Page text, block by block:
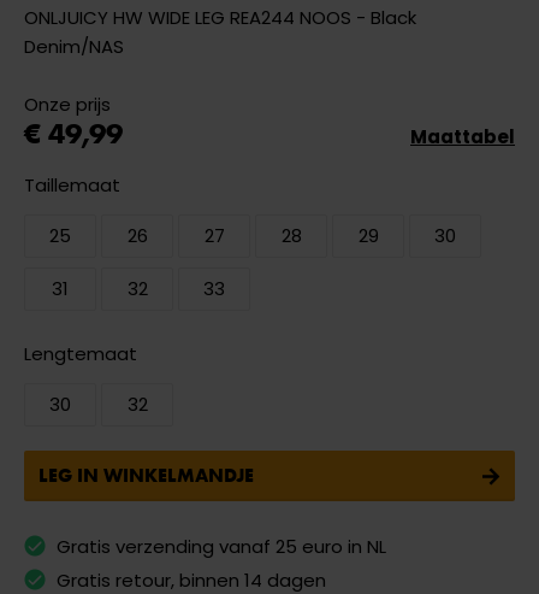
ONLJUICY HW WIDE LEG REA244 NOOS - Black
Denim/NAS
Onze prijs
€ 49,99
Taillemaat
25
26 27 28 29 30
31 32 33
Lengtemaat
30
32
Maattabel
LEG IN WINKELMANDJE
Gratis verzending vanaf 25 euro in NL
Gratis retour, binnen 14 dagen